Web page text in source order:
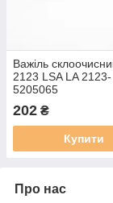
Важіль
2123 LSA LA 2123-
5205065
202 ₴
Купити
Про нас